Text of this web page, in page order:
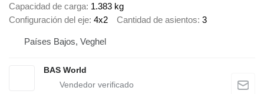
Capacidad de carga 1.383 kg
Configuración del eje 4x2 Cantidad de asientos 3
Países Bajos, Veghel
BAS World